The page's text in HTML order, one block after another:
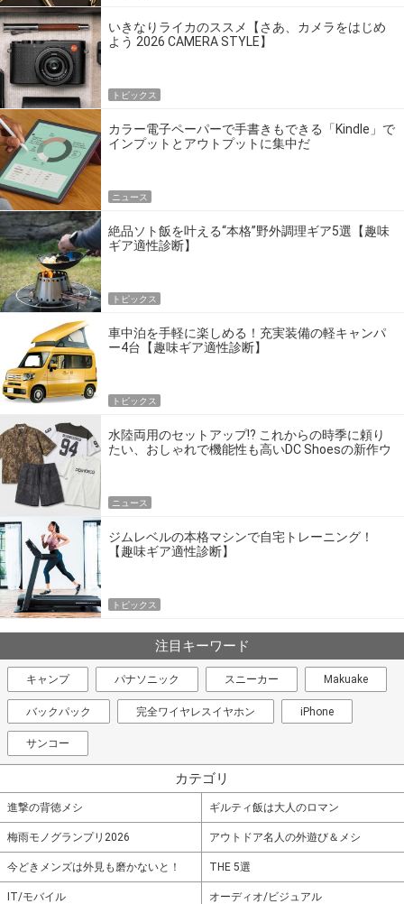
いきなりライカのススメ【さあ、カメラをはじめ
よう 2026 CAMERA STYLE】
トピックス
カラー電子ペーパーで手書きもできる「Kindle」で
インプットとアウトプットに集中だ
ニュース
絶品ソト飯を叶える“本格”野外調理ギア5選【趣味
ギア適性診断】
トピックス
車中泊を手軽に楽しめる！充実装備の軽キャンパ
ー4台【趣味ギア適性診断】
トピックス
水陸両用のセットアップ!? これからの時季に頼り
たい、おしゃれで機能性も高いDC Shoesの新作ウ
ニュース
ジムレベルの本格マシンで自宅トレーニング！
【趣味ギア適性診断】
トピックス
注目キーワード
キャンプ パナソニック スニーカー Makuake
バックパック 完全ワイヤレスイヤホン iPhone
サンコー
カテゴリ
進撃の背徳メシ ギルティ飯は大人のロマン
梅雨モノグランプリ2026 アウトドア名人の外遊び＆メシ
今どきメンズは外見も磨かないと！ THE 5選
IT/モバイル オーディオ/ビジュアル